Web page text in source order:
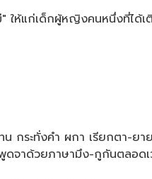
ให้แก่เด็กผู้หญิงคนหนึ่งที่ได้
กระทั่งคำ ผกา เรียกตา-
ดจาด้วยภาษามึง-กูกันตลอดเ